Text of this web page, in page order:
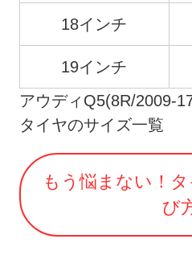
18インチ
19インチ
アウディQ5(8R/2009-
タイヤのサイズ一覧
もう悩まない！
び